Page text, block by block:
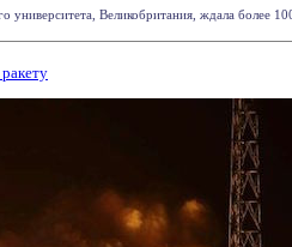
университета, Великобритания, ждала более